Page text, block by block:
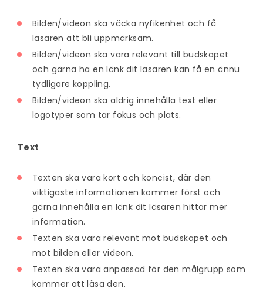
Bilden/videon ska väcka nyfikenhet och få
läsaren att bli uppmärksam.
Bilden/videon ska vara relevant till budskapet
och gärna ha en länk dit läsaren kan få en ännu
tydligare koppling.
Bilden/videon ska aldrig innehålla text eller
logotyper som tar fokus och plats.
Text
Texten ska vara kort och koncist, där den
viktigaste informationen kommer först och
gärna innehålla en länk dit läsaren hittar mer
information.
Texten ska vara relevant mot budskapet och
mot bilden eller videon.
Texten ska vara anpassad för den målgrupp som
kommer att läsa den.